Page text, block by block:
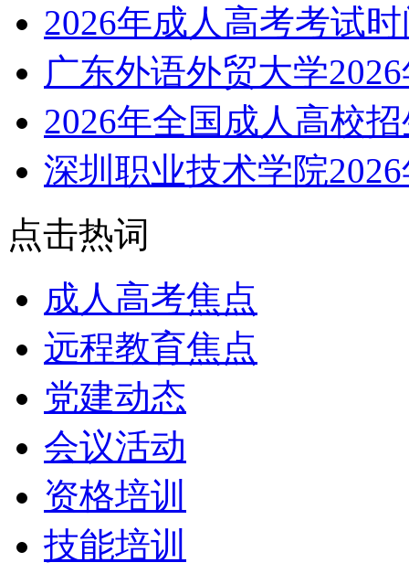
2026年成人高考考试
广东外语外贸大学
2026年全国成人高校
深圳职业技术学院
点击热词
成人高考焦点
远程教育焦点
党建动态
会议活动
资格培训
技能培训